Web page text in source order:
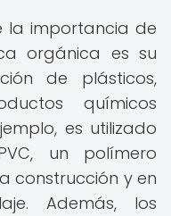
la importancia de
orgánica es su
de plásticos,
químicos
es utilizado
un polímero
construcción y en
Además, los